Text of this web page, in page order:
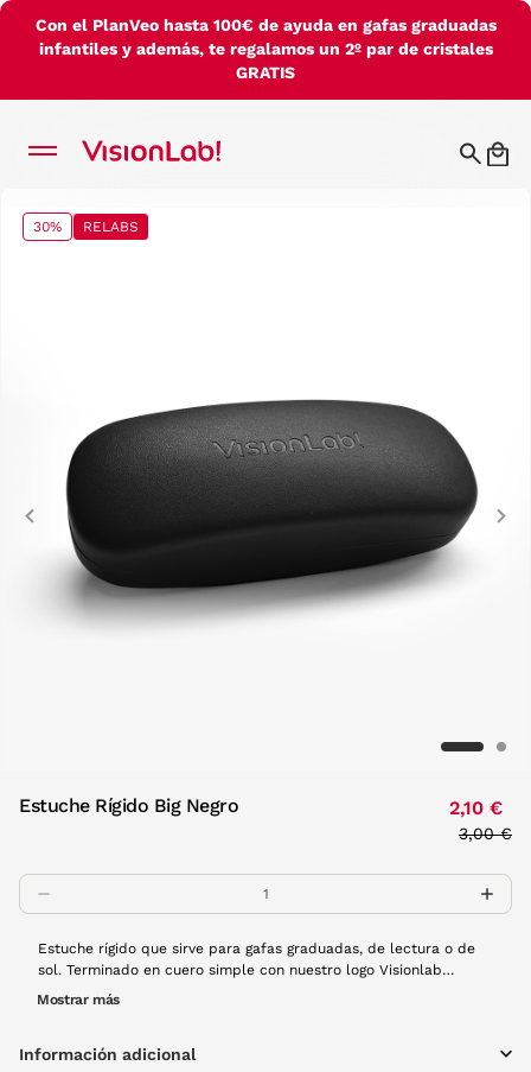
Con el PlanVeo hasta 100€ de ayuda en gafas graduadas
infantiles y además, te regalamos un 2º par de cristales
GRATIS
30% RELABS
Previous
Estuche Rígido Big Negro 2,10 €
Price
3,00 €
Estuche rígido que sirve para gafas graduadas, de lectura o de
sol. Terminado en cuero simple con nuestro logo Visionlab
embebido en el frontal. Interior de terciopelo negro muy suave.
Mostrar más
Información adicional